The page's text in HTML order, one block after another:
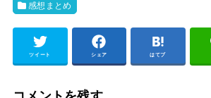
感想まとめ
ツイート シェア はてブ